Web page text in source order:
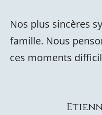
Nos plus sincères
famille. Nous
ces moments